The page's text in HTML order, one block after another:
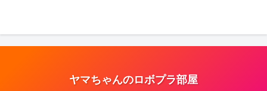
ヤマちゃんのロボプラ部屋